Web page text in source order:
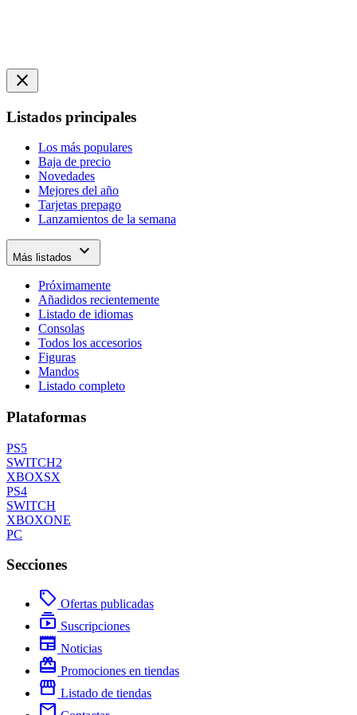
close
Listados principales
Los más populares
Baja de precio
Novedades
Mejores del año
Tarjetas prepago
Lanzamientos de la semana
Más listados expand_more
Próximamente
Añadidos recientemente
Listado de idiomas
Consolas
Todos los accesorios
Figuras
Mandos
Listado completo
Plataformas
PS5
SWITCH2
XBOXSX
PS4
SWITCH
XBOXONE
PC
Secciones
local_offer Ofertas publicadas
subscriptions Suscripciones
newspaper Noticias
redeem Promociones en tiendas
storefront Listado de tiendas
mail